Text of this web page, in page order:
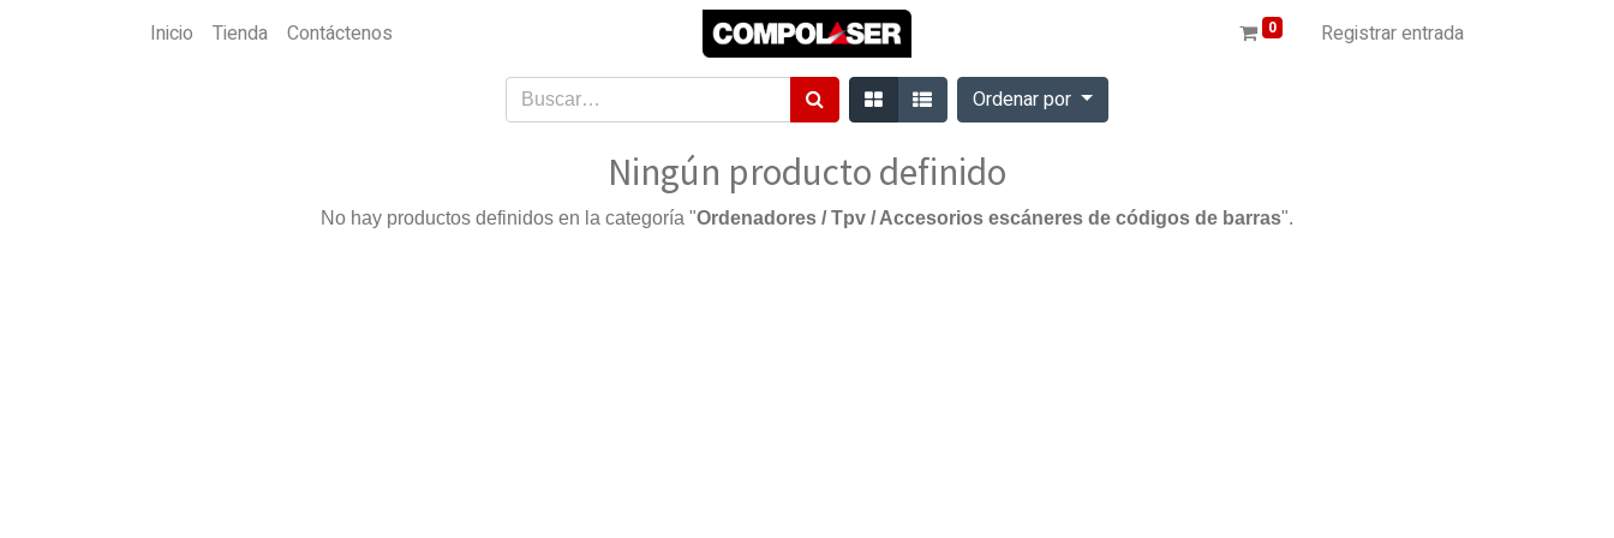
Inicio Tienda Contáctenos 0 Registrar entrada
Ordenar por
Ningún producto definido
No hay productos definidos en la categoría "Ordenadores / Tpv / Accesorios escáneres de códigos de barras".